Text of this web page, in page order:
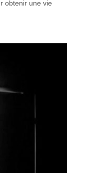
obtenir une vie